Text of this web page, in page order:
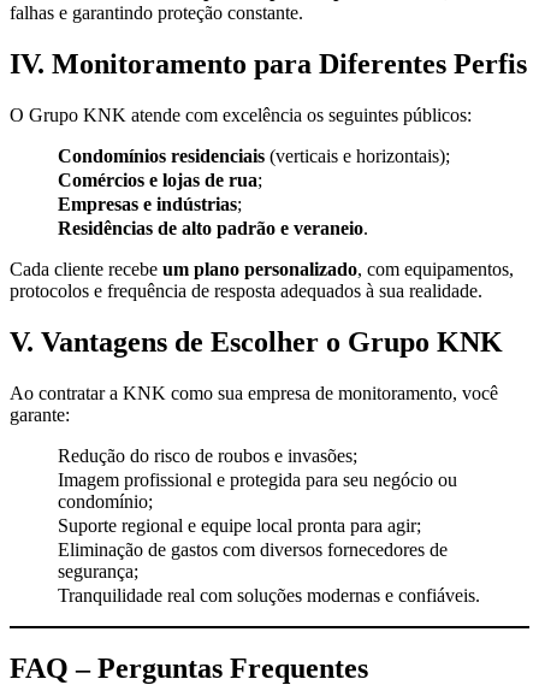
falhas e garantindo proteção constante.
IV. Monitoramento para Diferentes Perfis
O Grupo KNK atende com excelência os seguintes públicos:
Condomínios residenciais (verticais e horizontais);
Comércios e lojas de rua;
Empresas e indústrias;
Residências de alto padrão e veraneio.
Cada cliente recebe um plano personalizado, com equipamentos,
protocolos e frequência de resposta adequados à sua realidade.
V. Vantagens de Escolher o Grupo KNK
Ao contratar a KNK como sua empresa de monitoramento, você
garante:
Redução do risco de roubos e invasões;
Imagem profissional e protegida para seu negócio ou
condomínio;
Suporte regional e equipe local pronta para agir;
Eliminação de gastos com diversos fornecedores de
segurança;
Tranquilidade real com soluções modernas e confiáveis.
FAQ – Perguntas Frequentes